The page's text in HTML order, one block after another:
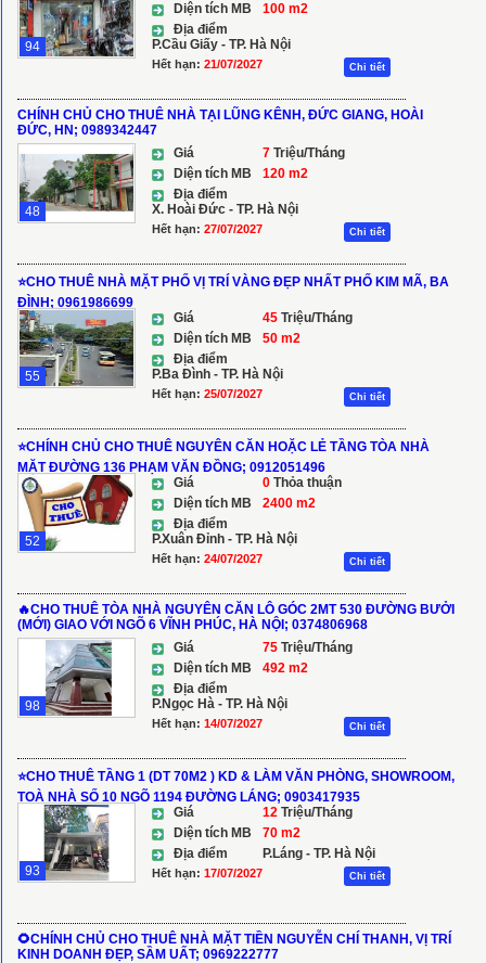
94
Diện tích MB
100 m2
Địa điểm
P.Cầu Giấy - TP. Hà Nội
Hết hạn: 21/07/2027 Chi tiết
CHÍNH CHỦ CHO THUÊ NHÀ TẠI LŨNG KÊNH, ĐỨC GIANG, HOÀI
ĐỨC, HN; 0989342447
48
Giá 7 Triệu/Tháng
Diện tích MB
120 m2
Địa điểm
X. Hoài Đức - TP. Hà Nội
Hết hạn: 27/07/2027 Chi tiết
⭐️CHO THUÊ NHÀ MẶT PHỐ VỊ TRÍ VÀNG ĐẸP NHẤT PHỐ KIM MÃ, BA
ĐÌNH; 0961986699
55
Giá 45 Triệu/Tháng
Diện tích MB
50 m2
Địa điểm
P.Ba Đình - TP. Hà Nội
Hết hạn: 25/07/2027 Chi tiết
⭐️CHÍNH CHỦ CHO THUÊ NGUYÊN CĂN HOẶC LẺ TẦNG TÒA NHÀ
MẶT ĐƯỜNG 136 PHẠM VĂN ĐỒNG; 0912051496
52
Giá 0 Thỏa thuận
Diện tích MB
2400 m2
Địa điểm
P.Xuân Đỉnh - TP. Hà Nội
Hết hạn: 24/07/2027 Chi tiết
🔥CHO THUÊ TÒA NHÀ NGUYÊN CĂN LÔ GÓC 2MT 530 ĐƯỜNG BƯỞI
(MỚI) GIAO VỚI NGÕ 6 VĨNH PHÚC, HÀ NỘI; 0374806968
98
Giá 75 Triệu/Tháng
Diện tích MB
492 m2
Địa điểm
P.Ngọc Hà - TP. Hà Nội
Hết hạn: 14/07/2027 Chi tiết
⭐️CHO THUÊ TẦNG 1 (DT 70M2 ) KD & LÀM VĂN PHÒNG, SHOWROOM,
TOÀ NHÀ SỐ 10 NGÕ 1194 ĐƯỜNG LÁNG; 0903417935
93
Giá 12 Triệu/Tháng
Diện tích MB
70 m2
Địa điểm
P.Láng - TP. Hà Nội
Hết hạn: 17/07/2027 Chi tiết
🌻CHÍNH CHỦ CHO THUÊ NHÀ MẶT TIỀN NGUYỄN CHÍ THANH, VỊ TRÍ
KINH DOANH ĐẸP, SẦM UẤT; 0969222777